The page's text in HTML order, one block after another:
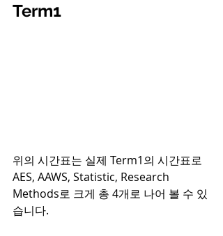
Term1
위의 시간표는 실제 Term1의 시간표로
AES, AAWS, Statistic, Research
Methods로 크게 총 4개로 나어 볼 수 있
습니다.